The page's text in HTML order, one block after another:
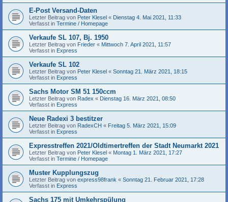
E-Post Versand-Daten
Letzter Beitrag von Peter Klesel « Dienstag 4. Mai 2021, 11:33
Verfasst in Termine / Homepage
Verkaufe SL 107, Bj. 1950
Letzter Beitrag von Frieder « Mittwoch 7. April 2021, 11:57
Verfasst in Express
Verkaufe SL 102
Letzter Beitrag von Peter Klesel « Sonntag 21. März 2021, 18:15
Verfasst in Express
Sachs Motor SM 51 150ccm
Letzter Beitrag von Radex « Dienstag 16. März 2021, 08:50
Verfasst in Express
Neue Radexi 3 bestitzer
Letzter Beitrag von RadexCH « Freitag 5. März 2021, 15:09
Verfasst in Express
Expresstreffen 2021/Oldtimertreffen der Stadt Neumarkt 2021
Letzter Beitrag von Peter Klesel « Montag 1. März 2021, 17:27
Verfasst in Termine / Homepage
Muster Kupplungszug
Letzter Beitrag von express98frank « Sonntag 21. Februar 2021, 17:28
Verfasst in Express
Sachs 175 mit Umkehrspülung